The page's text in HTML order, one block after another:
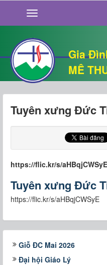
Gia
MÊ
GIỚI THIỆU
TIN TỨC
SỐNG ĐẠO
CHUYỆN NHÀ
QUÁN VĂN
THƯ GIÃN
Tuyên xưng Đức
https://flic.kr/s/aHBqjCWSyE
Tuyên xưng Đức
https://flic.kr/s/aHBqjCWSyE
Giỗ ĐC Mai 2026
Đại hội Giáo Lý